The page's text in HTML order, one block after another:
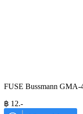
FUSE Bussmann
฿ 12.-